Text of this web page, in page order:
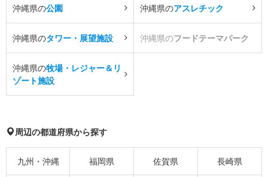
沖縄県の公園 沖縄県のアスレチック
沖縄県のタワー・展望施設 沖縄県のフードテーマパーク
沖縄県の牧場・レジャー＆リ
ゾート施設
周辺の都道府県から探す
九州・沖縄 福岡県 佐賀県 長崎県